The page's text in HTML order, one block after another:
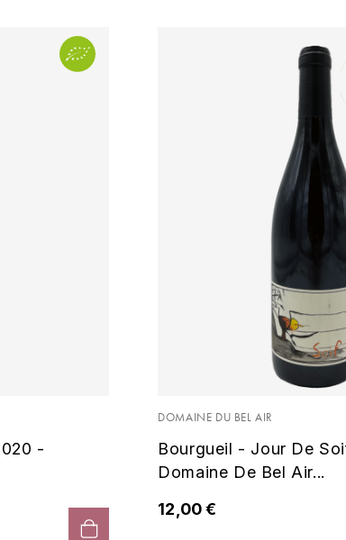
-
DOMAINE DU BEL AIR
Bourgueil - Jour De
Domaine De Bel Air...
12,00 €